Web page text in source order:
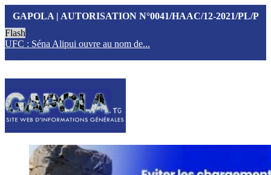
GAPOLA | AUTORISATION N°0041/HAAC/12-2021/PL/P
Flash
UFC : Séna Alipui ouvre au nom de...